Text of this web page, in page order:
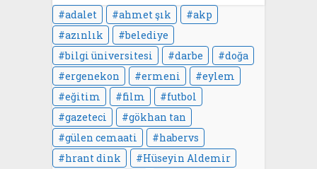
adalet ahmet şık
akp
azınlık
belediye
bilgi üniversitesi
darbe
doğa
ergenekon
ermeni
eylem
eğitim
film
futbol
gazeteci
gökhan tan
gülen cemaati
habervs
hrant dink
Hüseyin Aldemir